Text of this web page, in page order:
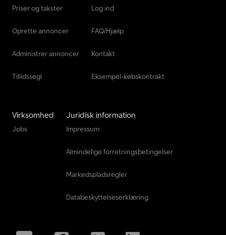
Priser og takster
Oprette annoncer
Administrer annoncer
Tillidssegl
Log ind
FAQ/Hjælp
Kontakt
Eksempel-købskontrakt
Virksomhed
Jobs
Juridisk information
Impressum
Almindelige forretningsbetingelser
Markedspladsregler
Databeskyttelseserklæring